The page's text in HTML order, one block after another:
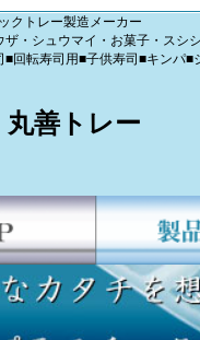
クトレー製造メーカー
・シュウマイ・お菓子・スシ
■回転寿司用■子供寿司■キンパ
社 丸善